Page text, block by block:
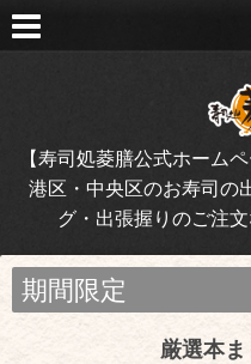
【寿司処菱膳公式ホーム
港区・中央区のお寿司の
グ・出張握りのご注
期間限定
厳選本